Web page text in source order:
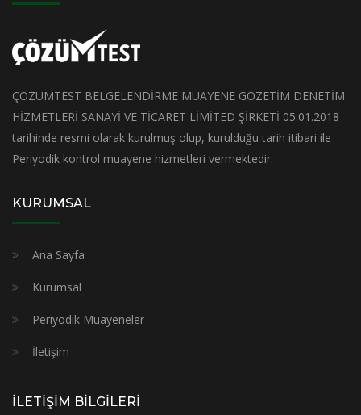
ÇÖZÜMTEST BELGELENDİRME MUAYENE GÖZETİM DENETİM
HİZMETLERİ SANAYİ VE TİCARET LİMİTED ŞİRKETİ 05.01.2018
tarihinde resmi olarak kurulmuş olup, kurulduğu tarih itibari ile
Periyodik kontrol muayene hizmetleri vermektedir.
KURUMSAL
Ana Sayfa
Kurumsal
Periyodik Muayeneler
İletişim
İLETİŞİM BİLGİLERİ